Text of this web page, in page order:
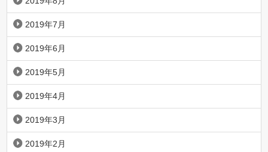
2019年7月
2019年6月
2019年5月
2019年4月
2019年3月
2019年2月